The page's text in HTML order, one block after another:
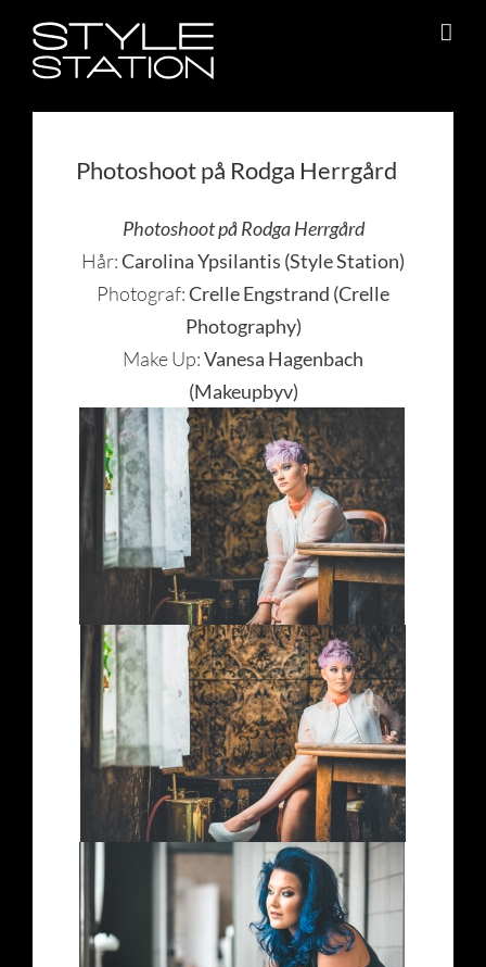
innehållet
Photoshoot på Rodga Herrgård
Photoshoot på Rodga Herrgård
Hår:Carolina Ypsilantis (Style Station)
Photograf:Crelle Engstrand (Crelle
Photography)
Make Up:Vanesa Hagenbach
(Makeupbyv)